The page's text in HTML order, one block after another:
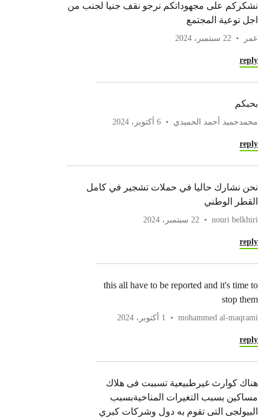
نشكركم على مجهوداتكم نرجو نقف جنيا لجنب من
اجل توعية المجتمع
عمر 22 سبتمبر، 2024
reply
بحبكم
محمدحميد أحمد الحميدي 6 أكتوبر، 2024
reply
نحن نشارك حاليا في حملات تشجير في كامل
القطر الوطني
nouri belkhiri 22 سبتمبر، 2024
reply
this all have to be reported and it's time to
stop them
mohammed al-maqrami 1 أكتوبر، 2024
reply
هناك كوارث غيرطبيعية تسببت فى هلاك
مساكين بسبب التغيرات المناخيةبسبب
البيولجى التى تقوم به دول وشركات كبري